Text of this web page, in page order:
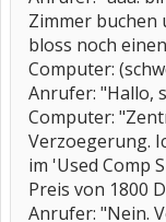
Zimmer buchen
bloss noch
Computer:
Anrufer: "Hallo,
Computer:
Verzoegerung.
im 'Used Comp
Preis von 1800
Anrufer: "Nein.